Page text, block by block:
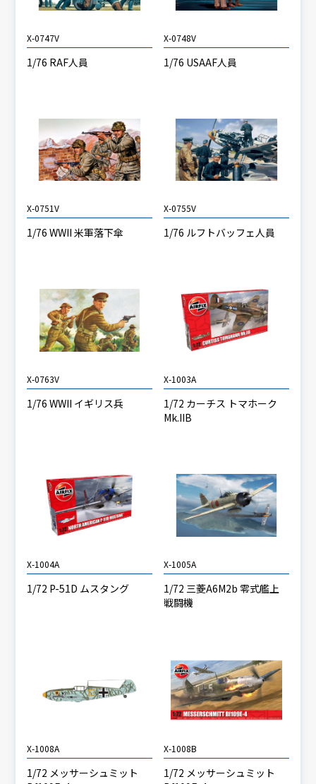
X-0747V
1/76 RAF人員
X-0748V
1/76 USAAF人員
X-0751V
1/76 WWII 米軍落下傘
X-0755V
1/76 ルフトバッフェ人員
X-0763V
1/76 WWII イギリス兵
X-1003A
1/72 カーチス トマホーク
Mk.IIB
X-1004A
1/72 P-51D ムスタング
X-1005A
1/72 三菱A6M2b 零式艦上
戦闘機
X-1008A
1/72 メッサーシュミット
X-1008B
1/72 メッサーシュミット